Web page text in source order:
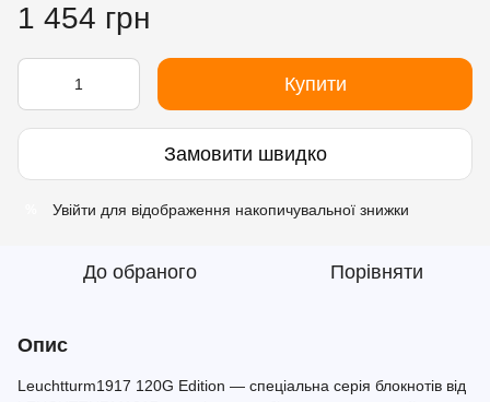
1 454 грн
Купити
Замовити швидко
Увійти для відображення накопичувальної знижки
До обраного Порівняти
Опис
Leuchtturm1917 120G Edition — спеціальна серія блокнотів від